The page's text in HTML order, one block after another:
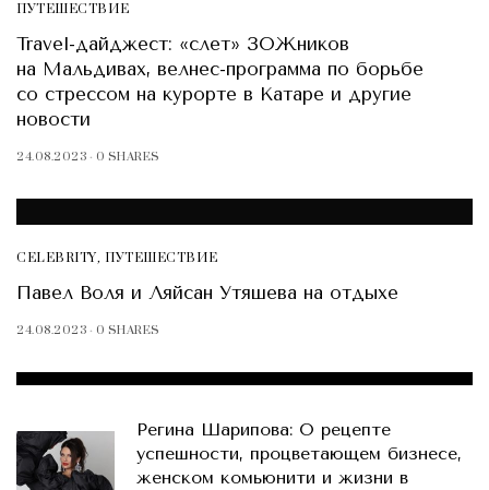
ПУТЕШЕСТВИЕ
Travel-дайджест: «слет» ЗОЖников
на Мальдивах, велнес-программа по борьбе
со стрессом на курорте в Катаре и другие
новости
24.08.2023 0 SHARES
CELEBRITY, ПУТЕШЕСТВИЕ
Павел Воля и Ляйсан Утяшева на отдыхе
24.08.2023 0 SHARES
Регина Шарипова: О рецепте
успешности, процветающем бизнесе,
женском комьюнити и жизни в